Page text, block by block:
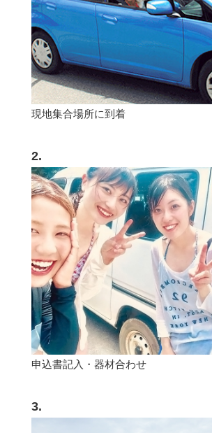
現地集合場所に到着
2.
申込書記入・器材合わせ
3.